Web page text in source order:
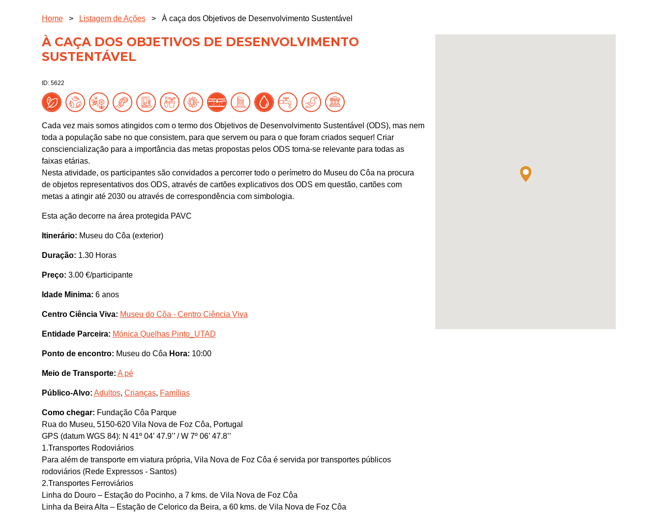
Home > Listagem de Ações > À caça dos Objetivos de Desenvolvimento Sustentável
À CAÇA DOS OBJETIVOS DE DESENVOLVIMENTO
SUSTENTÁVEL
ID: 5622
Cada vez mais somos atingidos com o termo dos Objetivos de Desenvolvimento Sustentável (ODS), mas nem
toda a população sabe no que consistem, para que servem ou para o que foram criados sequer! Criar
consciencialização para a importância das metas propostas pelos ODS torna-se relevante para todas as
faixas etárias.
Nesta atividade, os participantes são convidados a percorrer todo o perímetro do Museu do Côa na procura
de objetos representativos dos ODS, através de cartões explicativos dos ODS em questão, cartões com
metas a atingir até 2030 ou através de correspondência com simbologia.
Esta ação decorre na área protegida PAVC
Itinerário: Museu do Côa (exterior)
Duração: 1.30 Horas
Preço: 3.00 €/participante
Idade Minima: 6 anos
Centro Ciência Viva: Museu do Côa - Centro Ciência Viva
Entidade Parceira: Mónica Quelhas Pinto_UTAD
Ponto de encontro: Museu do Côa Hora: 10:00
Meio de Transporte: A pé
Público-Alvo: Adultos, Crianças, Famílias
Como chegar: Fundação Côa Parque
Rua do Museu, 5150-620 Vila Nova de Foz Côa, Portugal
GPS (datum WGS 84): N 41º 04’ 47.9’’ / W 7º 06’ 47.8’’
1.Transportes Rodoviários
Para além de transporte em viatura própria, Vila Nova de Foz Côa é servida por transportes públicos
rodoviários (Rede Expressos - Santos)
2.Transportes Ferroviários
Linha do Douro – Estação do Pocinho, a 7 kms. de Vila Nova de Foz Côa
Linha da Beira Alta – Estação de Celorico da Beira, a 60 kms. de Vila Nova de Foz Côa